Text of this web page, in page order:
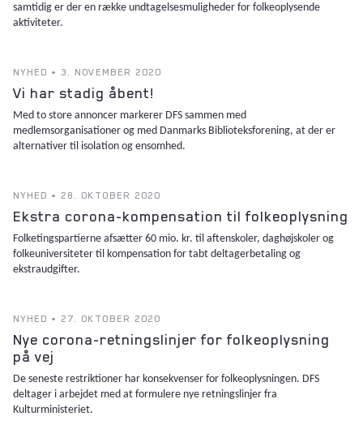
samtidig er der en række undtagelsesmuligheder for folkeoplysende
aktiviteter.
NYHED • 3. NOVEMBER 2020
Vi har stadig åbent!
Med to store annoncer markerer DFS sammen med
medlemsorganisationer og med Danmarks Biblioteksforening, at der er
alternativer til isolation og ensomhed.
NYHED • 28. OKTOBER 2020
Ekstra corona-kompensation til folkeoplysning
Folketingspartierne afsætter 60 mio. kr. til aftenskoler, daghøjskoler og
folkeuniversiteter til kompensation for tabt deltagerbetaling og
ekstraudgifter.
NYHED • 27. OKTOBER 2020
Nye corona-retningslinjer for folkeoplysning
på vej
De seneste restriktioner har konsekvenser for folkeoplysningen. DFS
deltager i arbejdet med at formulere nye retningslinjer fra
Kulturministeriet.